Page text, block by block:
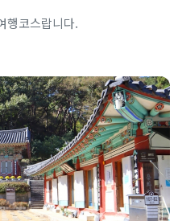
행코스랍니다.